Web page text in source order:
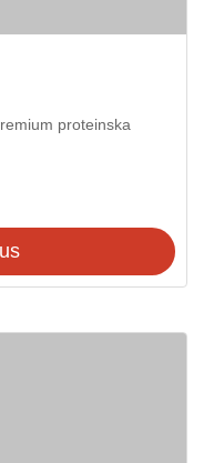
proteinska